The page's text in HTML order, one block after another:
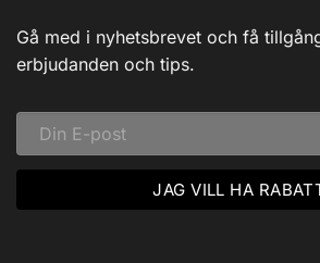
Dalarna:
Ett
Vinteräventyr
i
Gå med i nyhetsbrevet och få
erbjudanden och tips.